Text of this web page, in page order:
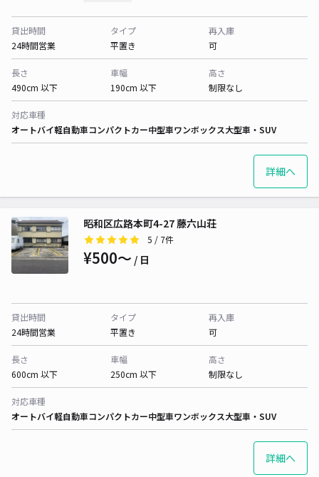
貸出時間
24時間営業
タイプ
平置き
再入庫
可
長さ
490cm 以下
車幅
190cm 以下
高さ
制限なし
対応車種
オートバイ軽自動車コンパクトカー中型車ワンボックス大型車・SUV
詳細へ
昭和区広路本町4-27 藤六山荘
5 / 7件
¥500〜 / 日
貸出時間
24時間営業
タイプ
平置き
再入庫
可
長さ
600cm 以下
車幅
250cm 以下
高さ
制限なし
対応車種
オートバイ軽自動車コンパクトカー中型車ワンボックス大型車・SUV
詳細へ